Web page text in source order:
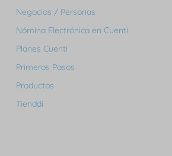
Negocios / Personas
Nómina Electrónica en Cuenti
Planes Cuenti
Primeros Pasos
Productos
Tienddi